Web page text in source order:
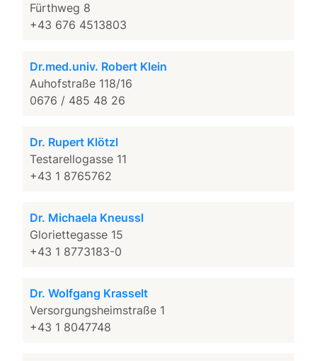
Fürthweg 8
+43 676 4513803
Dr.med.univ. Robert Klein
Auhofstraße 118/16
0676 / 485 48 26
Dr. Rupert Klötzl
Testarellogasse 11
+43 1 8765762
Dr. Michaela Kneussl
Gloriettegasse 15
+43 1 8773183-0
Dr. Wolfgang Krasselt
Versorgungsheimstraße 1
+43 1 8047748